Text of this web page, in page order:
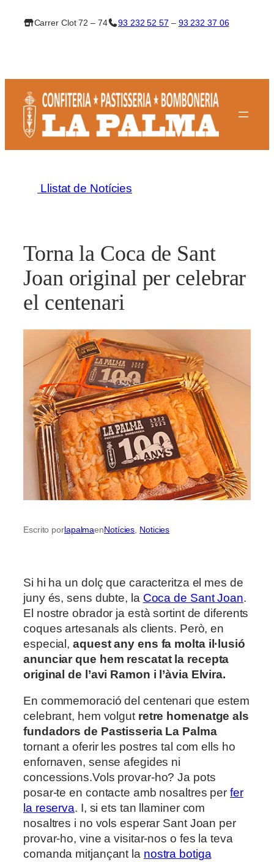
Carrer Clot 72 – 74 93 232 52 57 – 93 232 37 06
Llistat de Notícies
Torna la Coca de Sant
Joan original per celebrar
el centenari
Escrito porlapalmaenNotícies Noticies
Si hi ha un dolç que caracteritza el mes de
juny és, sens dubte, la Coca de Sant Joan.
El nostre obrador ja està sortint de diferents
coques artesanals als clients. Però, en
especial,aquest any ens fa molta il·lusió
anunciar que hem rescatat la recepta
original de l’avi Ramon i l’àvia Elvira.
En commemoració del centenari que estem
celebrant, hem volgut retre homenatge als
fundadors de Pastisseria La Palma
tornant a oferir les postres tal com ells ho
enfornaven, sense afegides ni
concessions.Vols provar-ho? Ja pots
posar-te en contacte amb nosaltres perfer
la reserva. I, si ets tan llaminer com
nosaltres i no vols esperar Sant Joan per
provar-ho, vine a visitar-nos o fes la teva
comanda mitjançant la nostra botiga